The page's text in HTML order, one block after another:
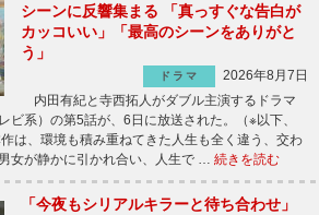
シーンに反響集まる 「真っすぐな告白が
カッコいい」「最高のシーンをありがと
う」
ドラマ
2026年8月7日
内田有紀と寺西拓人がダブル主演するドラマ
ビ系）の第5話が、6日に放送された。（※以下、
は、環境も積み重ねてきた人生も全く違う、交わ
女が静かに引かれ合い、人生で … 続きを読む
「今夜もシリアルキラーと待ち合わせ」